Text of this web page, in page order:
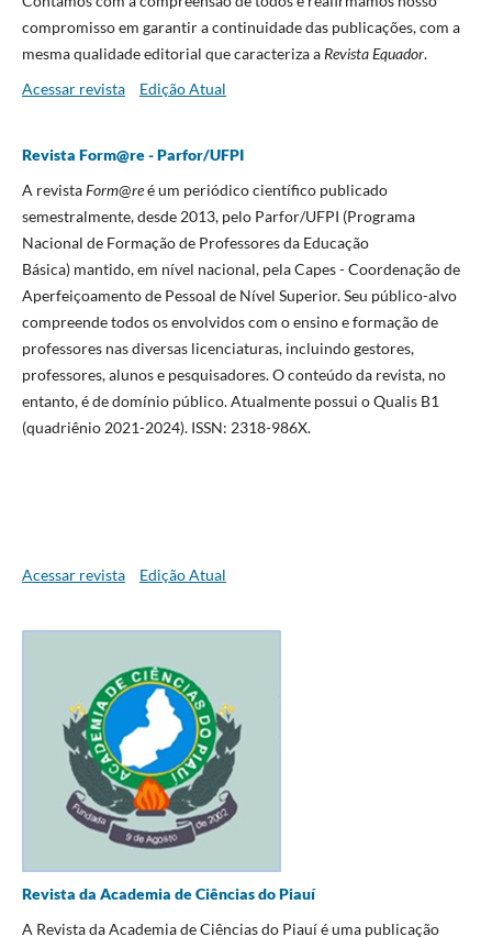
compromisso em garantir a continuidade das publicações, com a
mesma qualidade editorial que caracteriza a Revista Equador.
Acessar revista
Edição Atual
Revista Form@re - Parfor/UFPI
A revistaForm@reé um periódico científico publicado
semestralmente, desde 2013, pelo Parfor/UFPI (Programa
Nacional de Formação de Professores da Educação
Básica) mantido, em nível nacional, pela Capes - Coordenação de
Aperfeiçoamento de Pessoal de Nível Superior. Seu público-alvo
compreende todos os envolvidos com o ensino e formação de
professores nas diversas licenciaturas, incluindo gestores,
professores, alunos e pesquisadores. O conteúdo da revista, no
entanto, é de domínio público. Atualmente possui o Qualis B1
(quadriênio 2021-2024). ISSN: 2318-986X.
Acessar revista Edição Atual
Revista da Academia de Ciências do Piauí
A Revista da Academia de Ciências do Piauí é uma publicação